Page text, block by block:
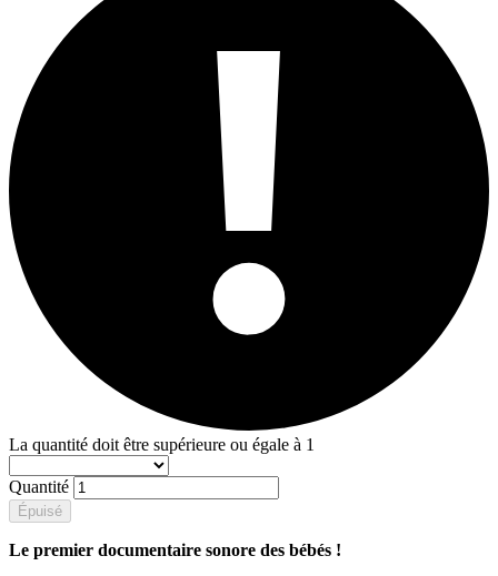
La quantité doit être supérieure ou égale à 1
Quantité
Épuisé
Le premier documentaire sonore des bébés !